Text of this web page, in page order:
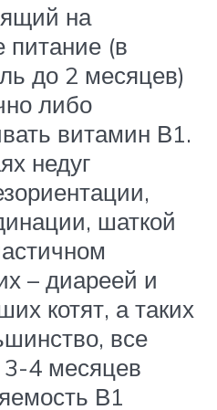
на
питание (в
до 2 месяцев)
либо
витамин В1.
недуг
шаткой
– диареей и
котят, а таких
все
4 месяцев
В1